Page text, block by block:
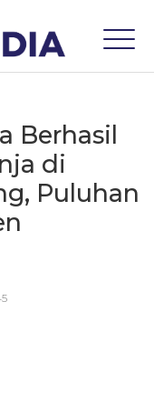
Berhasil
di
Puluhan